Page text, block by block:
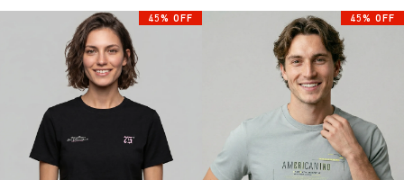
45% OFF 45% OFF